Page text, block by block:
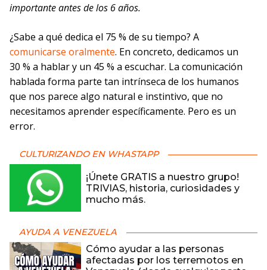
importante antes de los 6 años.
¿Sabe a qué dedica el 75 % de su tiempo? A
comunicarse oralmente. En concreto, dedicamos un
30 % a hablar y un 45 % a escuchar. La comunicación
hablada forma parte tan intrínseca de los humanos
que nos parece algo natural e instintivo, que no
necesitamos aprender específicamente. Pero es un
error.
CULTURIZANDO EN WHASTAPP
¡Únete GRATIS a nuestro grupo!
TRIVIAS, historia, curiosidades y
mucho más.
AYUDA A VENEZUELA
Cómo ayudar a las personas
afectadas por los terremotos en